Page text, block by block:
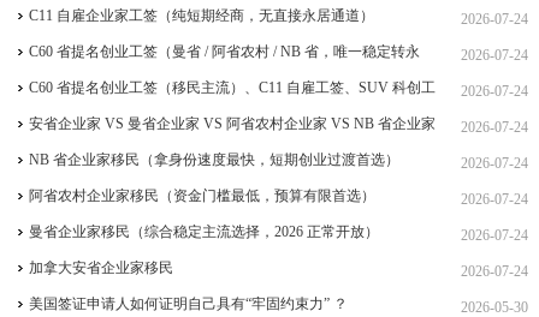
2026-07-24
C11 自雇企业家工签（纯短期经商，无直接永居通道）
2026-07-24
C60 省提名创业工签（曼省 / 阿省农村 / NB 省，唯一稳定转永
居，重点） 2026-07-24
C60 省提名创业工签（移民主流）、C11 自雇工签、SUV 科创工
签、ICT 跨国高管工签 2026-07-24
安省企业家 VS 曼省企业家 VS 阿省农村企业家 VS NB 省企业家
四合一详细对比（2026 年 7 月最新官方政策） 2026-07-24
NB 省企业家移民（拿身份速度最快，短期创业过渡首选）
2026-07-24
阿省农村企业家移民（资金门槛最低，预算有限首选）
2026-07-24
曼省企业家移民（综合稳定主流选择，2026 正常开放）
2026-07-24
加拿大安省企业家移民
2026-05-30
美国签证申请人如何证明自己具有“牢固约束力” ？